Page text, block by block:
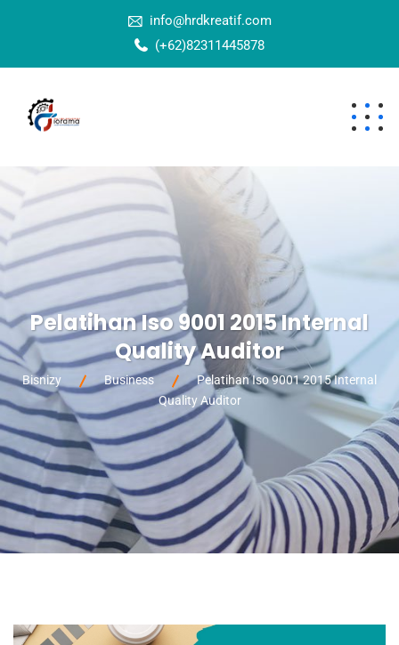
info@hrdkreatif.com
(+62)82311445878
Pelatihan Iso 9001 2015 Internal
Quality Auditor
Bisnizy Business
Pelatihan Iso 9001 2015 Internal
Quality Auditor